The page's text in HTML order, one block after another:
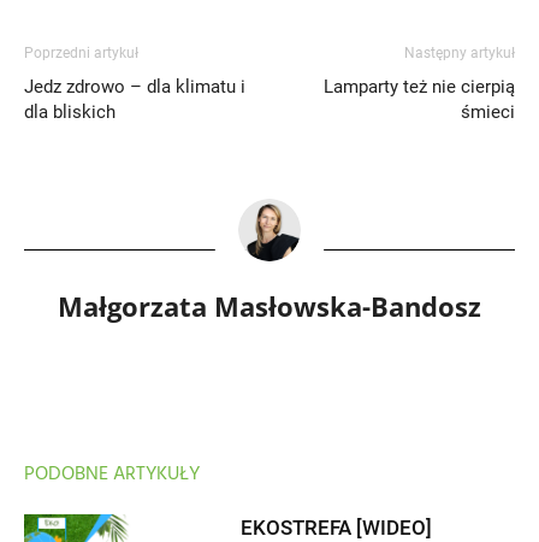
Poprzedni artykuł
Jedz zdrowo – dla klimatu i
dla bliskich
Następny artykuł
Lamparty też nie cierpią
śmieci
Małgorzata Masłowska-Bandosz
PODOBNE ARTYKUŁY
EKOSTREFA [WIDEO]